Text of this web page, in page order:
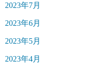
2023年7月
2023年6月
2023年5月
2023年4月